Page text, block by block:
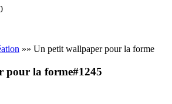
»» Un petit wallpaper pour la forme
pour la forme#1245